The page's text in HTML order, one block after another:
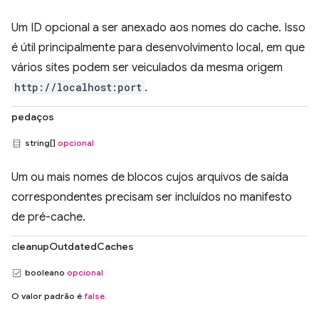
Um ID opcional a ser anexado aos nomes do cache. Isso
é útil principalmente para desenvolvimento local, em que
vários sites podem ser veiculados da mesma origem
http://localhost:port .
pedaços
string[] opcional
Um ou mais nomes de blocos cujos arquivos de saída
correspondentes precisam ser incluídos no manifesto
de pré-cache.
cleanupOutdatedCaches
booleano opcional
O valor padrão é false.